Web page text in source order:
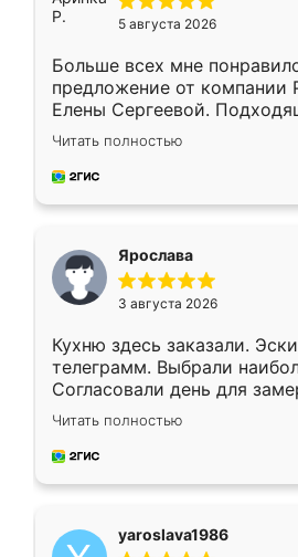
5 августа 2026
Больше всех мне
предложение от компании
Елены Сергеевой.
короткие сроки
для замера сотрудник
предложил по моему
Читать полностью
Ярослава
3 августа 2026
Кухню здесь заказали.
телеграмм. Выбрали
Согласовали день для
недели кухня была уже
довольны работой.
мебель за качественную
Читать полностью
yaroslava1986